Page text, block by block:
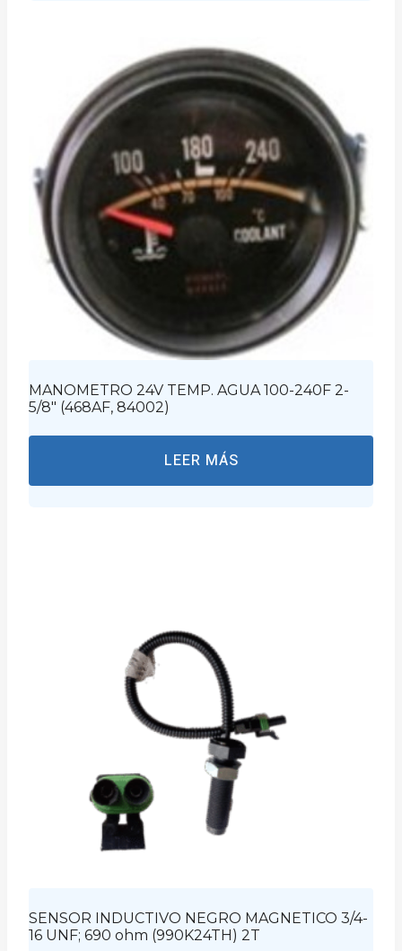
MANOMETRO 24V TEMP. AGUA 100-240F 2-
5/8″ (468AF, 84002)
LEER MÁS
SENSOR INDUCTIVO NEGRO MAGNETICO 3/4-
16 UNF; 690 ohm (990K24TH) 2T